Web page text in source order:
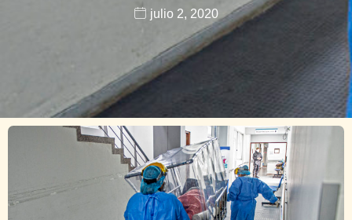
julio 2, 2020